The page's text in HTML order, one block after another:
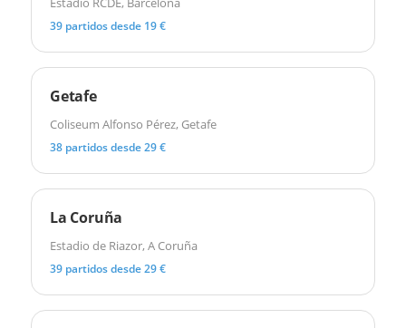
39 partidos desde 19 €
Getafe
Coliseum Alfonso Pérez, Getafe
38 partidos desde 29 €
La Coruña
Estadio de Riazor, A Coruña
39 partidos desde 29 €